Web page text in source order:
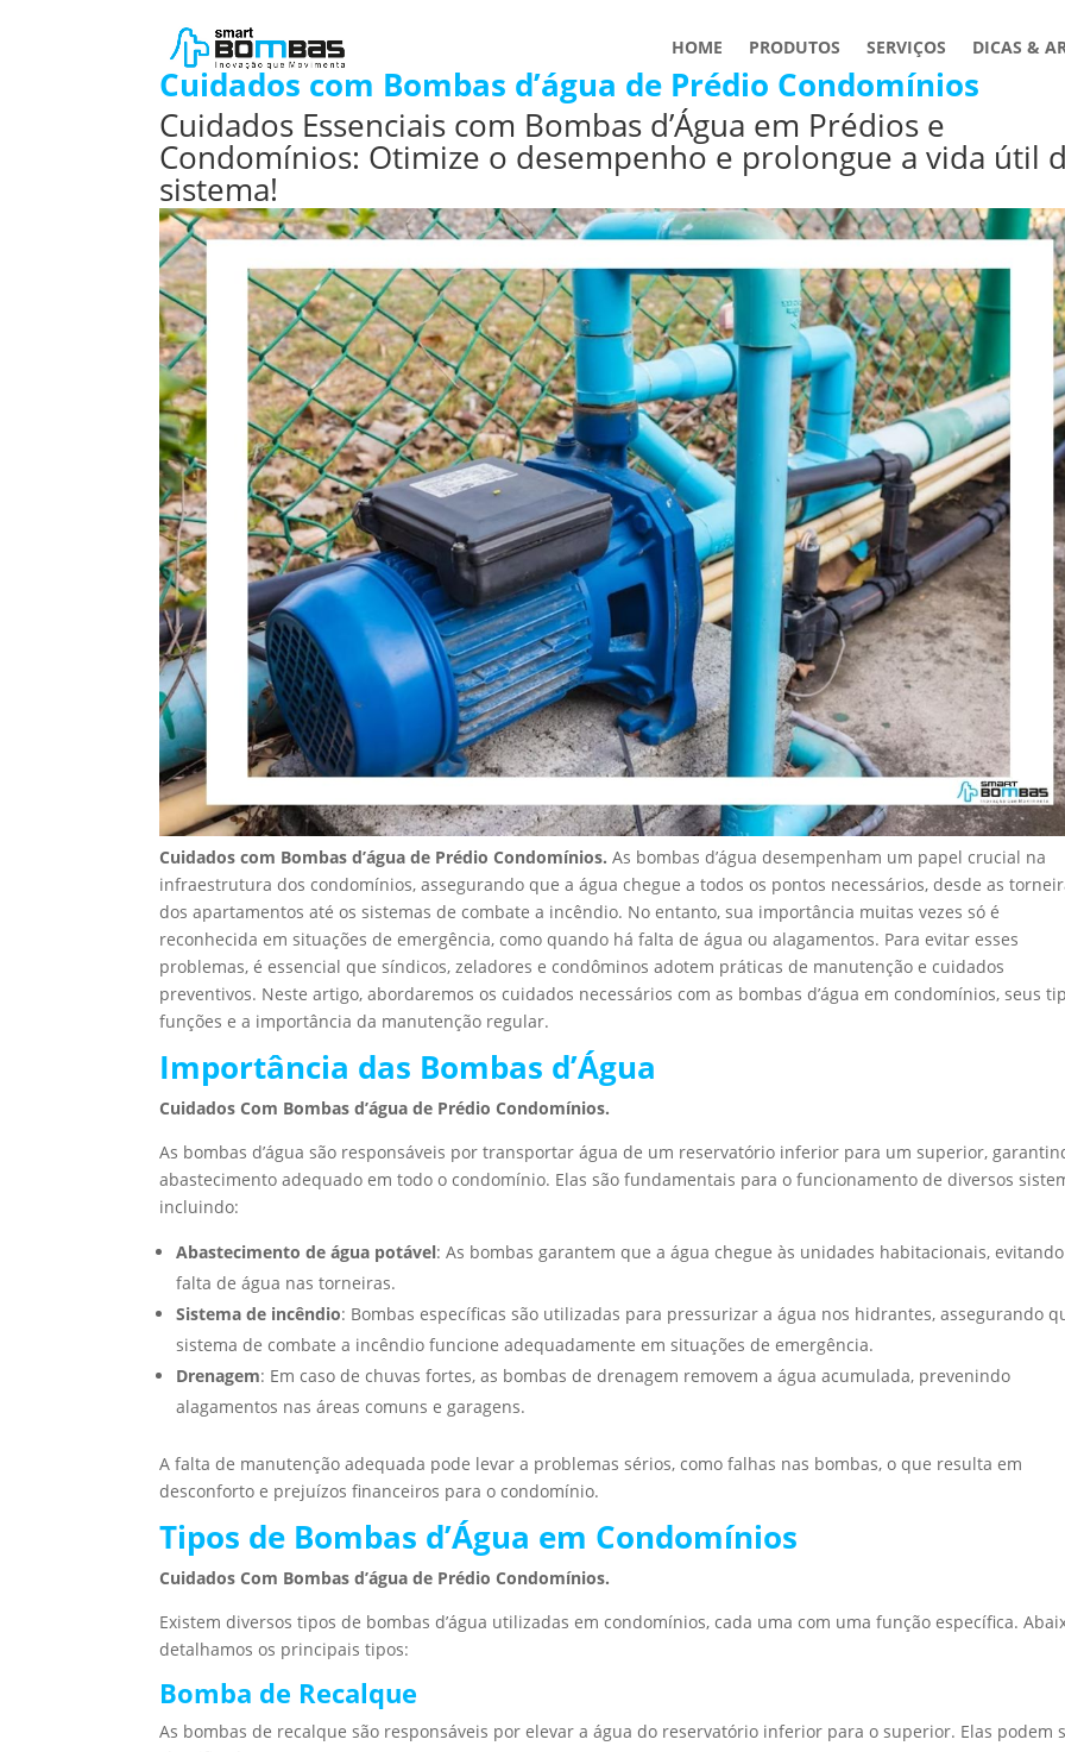
HOME PRODUTOS SERVIÇOS DICAS &
Cuidados com Bombas d’água de Prédio Condomínios
Cuidados Essenciais com Bombas d’Água em Prédios e
Condomínios: Otimize o desempenho e prolongue a vida útil
sistema!
Cuidados com Bombas d’água de Prédio Condomínios. As bombas d’água desempenham um papel crucial na
infraestrutura dos condomínios, assegurando que a água chegue a todos os pontos necessários, desde as
dos apartamentos até os sistemas de combate a incêndio. No entanto, sua importância muitas vezes só é
reconhecida em situações de emergência, como quando há falta de água ou alagamentos. Para evitar esses
problemas, é essencial que síndicos, zeladores e condôminos adotem práticas de manutenção e cuidados
preventivos. Neste artigo, abordaremos os cuidados necessários com as bombas d’água em condomínios, seus
funções e a importância da manutenção regular.
Importância das Bombas d’Água
Cuidados Com Bombas d’água de Prédio Condomínios.
As bombas d’água são responsáveis por transportar água de um reservatório inferior para um superior,
abastecimento adequado em todo o condomínio. Elas são fundamentais para o funcionamento de diversos
incluindo:
Abastecimento de água potável: As bombas garantem que a água chegue às unidades habitacionais,
falta de água nas torneiras.
Sistema de incêndio: Bombas específicas são utilizadas para pressurizar a água nos hidrantes, assegurando
sistema de combate a incêndio funcione adequadamente em situações de emergência.
Drenagem: Em caso de chuvas fortes, as bombas de drenagem removem a água acumulada, prevenindo
alagamentos nas áreas comuns e garagens.
A falta de manutenção adequada pode levar a problemas sérios, como falhas nas bombas, o que resulta em
desconforto e prejuízos financeiros para o condomínio.
Tipos de Bombas d’Água em Condomínios
Cuidados Com Bombas d’água de Prédio Condomínios.
Existem diversos tipos de bombas d’água utilizadas em condomínios, cada uma com uma função específica.
detalhamos os principais tipos:
Bomba de Recalque
As bombas de recalque são responsáveis por elevar a água do reservatório inferior para o superior. Elas podem